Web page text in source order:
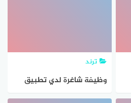
ترند
وظيفة شاغرة لدي تطبيق
جوابي